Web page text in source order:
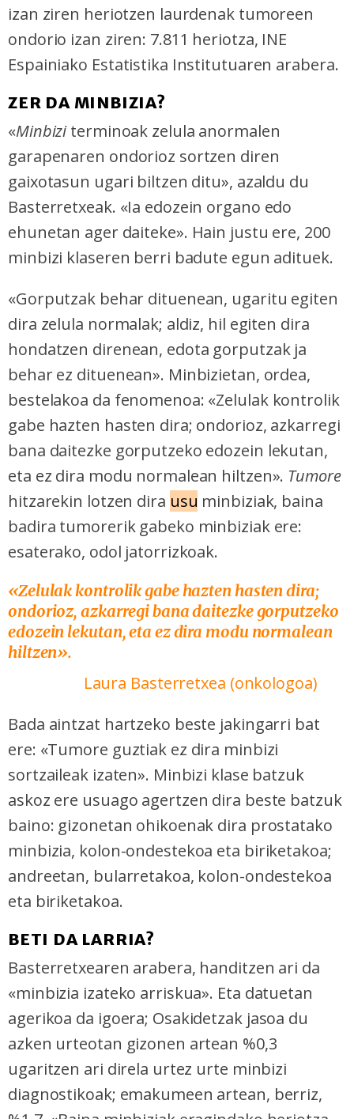
izan ziren heriotzen laurdenak tumoreen
ondorio izan ziren: 7.811 heriotza, INE
Espainiako Estatistika Institutuaren arabera.
ZER DA MINBIZIA?
«Minbiziterminoak zelula anormalen
garapenaren ondorioz sortzen diren
gaixotasun ugari biltzen ditu», azaldu du
Basterretxeak. «Ia edozein organo edo
ehunetan ager daiteke». Hain justu ere, 200
minbizi klaseren berri badute egun adituek.
«Gorputzak behar dituenean, ugaritu egiten
dira zelula normalak; aldiz, hil egiten dira
hondatzen direnean, edota gorputzak ja
behar ez dituenean». Minbizietan, ordea,
bestelakoa da fenomenoa: «Zelulak kontrolik
gabe hazten hasten dira; ondorioz, azkarregi
bana daitezke gorputzeko edozein lekutan,
eta ez dira modu normalean hiltzen». Tumore
hitzarekin lotzen dira usu minbiziak, baina
badira tumorerik gabeko minbiziak ere:
esaterako, odol jatorrizkoak.
«Zelulak kontrolik gabe hazten hasten dira;
ondorioz, azkarregi bana daitezke gorputzeko
edozein lekutan, eta ez dira modu normalean
hiltzen».
Laura Basterretxea (onkologoa)
Bada aintzat hartzeko beste jakingarri bat
ere: «Tumore guztiak ez dira minbizi
sortzaileak izaten». Minbizi klase batzuk
askoz ere usuago agertzen dira beste batzuk
baino: gizonetan ohikoenak dira prostatako
minbizia, kolon-ondestekoa eta biriketakoa;
andreetan, bularretakoa, kolon-ondestekoa
eta biriketakoa.
BETI DA LARRIA?
Basterretxearen arabera, handitzen ari da
«minbizia izateko arriskua». Eta datuetan
agerikoa da igoera; Osakidetzak jasoa du
azken urteotan gizonen artean %0,3
ugaritzen ari direla urtez urte minbizi
diagnostikoak; emakumeen artean, berriz,